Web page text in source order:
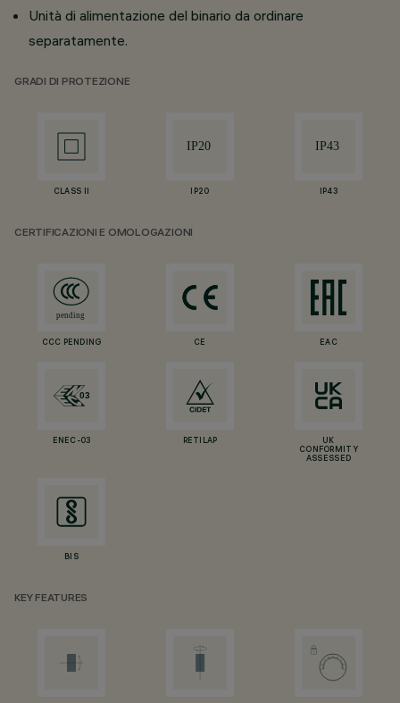
Unità di alimentazione del binario da ordinare
separatamente.
GRADI DI PROTEZIONE
CLASS II IP20 IP43
CERTIFICAZIONI E OMOLOGAZIONI
CCC PENDING CE EAC
ENEC-03 RETILAP
UK
CONFORMITY
ASSESSED
BIS
KEY FEATURES